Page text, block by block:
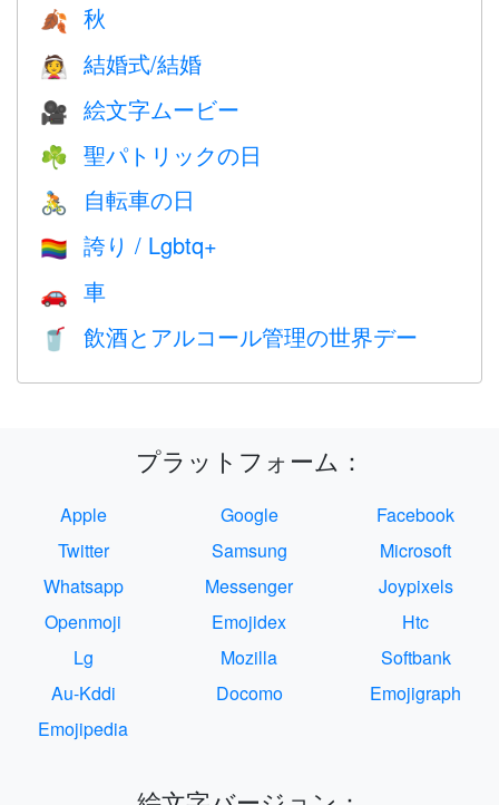
🍂 秋
👰 結婚式/結婚
🎥 絵文字ムービー
☘️ 聖パトリックの日
🚴 自転車の日
🏳️‍🌈 誇り / Lgbtq+
🚗 車
🥤 飲酒とアルコール管理の世界デー
プラットフォーム：
Apple Google
Facebook
Twitter
Samsung
Microsoft
Whatsapp
Messenger
Joypixels
Openmoji
Emojidex
Htc
Lg
Mozilla
Softbank
Au-Kddi
Docomo
Emojigraph
Emojipedia